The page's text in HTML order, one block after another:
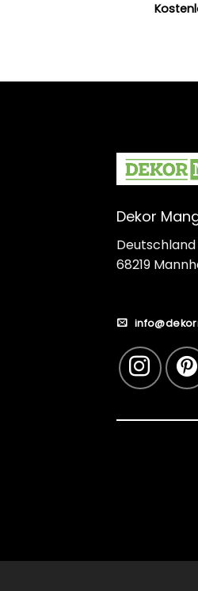
Dekor
68219